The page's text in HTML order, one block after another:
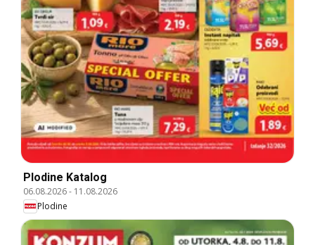
Plodine Katalog
06.08.2026- 11.08.2026
Plodine